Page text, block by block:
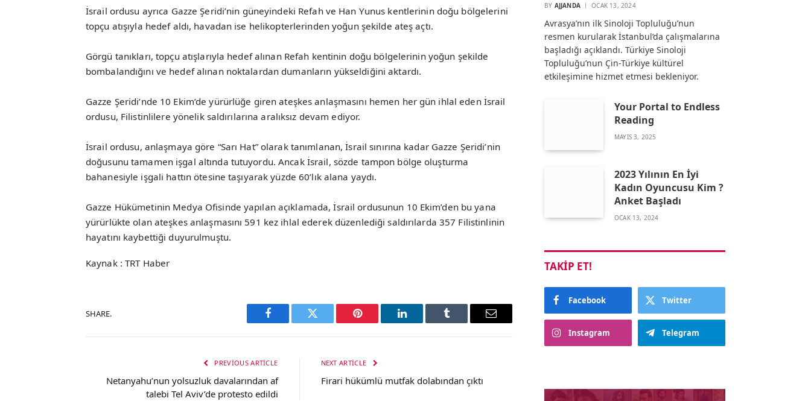
İsrail ordusu ayrıca Gazze Şeridi’nin güneyindeki Refah ve Han Yunus kentlerinin doğu bölgelerini
topçu atışıyla hedef aldı, havadan ise helikopterlerinden yoğun şekilde ateş açtı.
Görgü tanıkları, topçu atışlarıyla hedef alınan Refah kentinin doğu bölgelerinin yoğun şekilde
bombalandığını ve hedef alınan noktalardan dumanların yükseldiğini aktardı.
Gazze Şeridi’nde 10 Ekim’de yürürlüğe giren ateşkes anlaşmasını hemen her gün ihlal eden İsrail
ordusu, Filistinlilere yönelik saldırılarına aralıksız devam ediyor.
İsrail ordusu, anlaşmaya göre “Sarı Hat” olarak tanımlanan, İsrail sınırına kadar Gazze Şeridi’nin
doğusunu tamamen işgal altında tutuyordu. Ancak İsrail, sözde tampon bölge oluşturma
bahanesiyle işgali hattın ötesine taşıyarak yüzde 60’lık alana yaydı.
Gazze Hükümetinin Medya Ofisinde yapılan açıklamada, İsrail ordusunun 10 Ekim’den bu yana
yürürlükte olan ateşkes anlaşmasını 591 kez ihlal ederek düzenlediği saldırılarda 357 Filistinlinin
hayatını kaybettiği duyurulmuştu.
Kaynak : TRT Haber
SHARE.
Facebook Twitter Pinterest LinkedIn Tumblr Email
PREVIOUS ARTICLE
Netanyahu’nun yolsuzluk davalarından af
talebi Tel Aviv’de protesto edildi
NEXT ARTICLE
Firari hükümlü mutfak dolabından çıktı
BY AJJANDA OCAK 13, 2024
Avrasya’nın ilk Sinoloji Topluluğu’nun
resmen kurularak İstanbul’da çalışmalarına
başladığı açıklandı. Türkiye Sinoloji
Topluluğu’nun Çin-Türkiye kültürel
etkileşimine hizmet etmesi bekleniyor.
Your Portal to Endless
Reading
MAYIS 3, 2025
2023 Yılının En İyi
Kadın Oyuncusu Kim ?
Anket Başladı
OCAK 13, 2024
TAKIP ET!
Facebook Twitter
Instagram Telegram